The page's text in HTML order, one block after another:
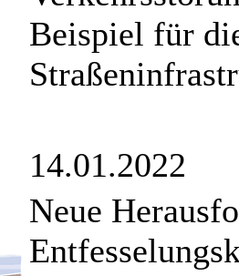
Beispiel für
14.01.2022
Neue